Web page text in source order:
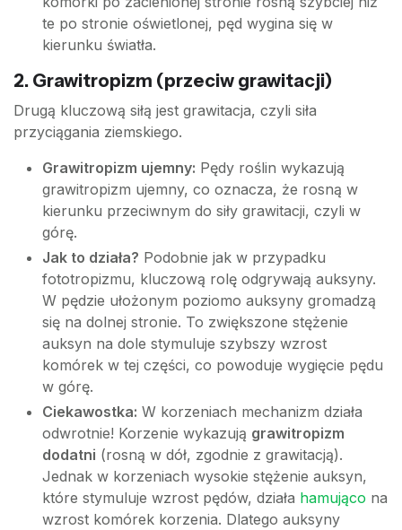
te po stronie oświetlonej, pęd wygina się w
kierunku światła.
2. Grawitropizm (przeciw grawitacji)
Drugą kluczową siłą jest grawitacja, czyli siła
przyciągania ziemskiego.
Grawitropizm ujemny: Pędy roślin wykazują
grawitropizm ujemny, co oznacza, że rosną w
kierunku przeciwnym do siły grawitacji, czyli w
górę.
Jak to działa? Podobnie jak w przypadku
fototropizmu, kluczową rolę odgrywają auksyny.
W pędzie ułożonym poziomo auksyny gromadzą
się na dolnej stronie. To zwiększone stężenie
auksyn na dole stymuluje szybszy wzrost
komórek w tej części, co powoduje wygięcie pędu
w górę.
Ciekawostka: W korzeniach mechanizm działa
odwrotnie! Korzenie wykazują grawitropizm
dodatni (rosną w dół, zgodnie z grawitacją).
Jednak w korzeniach wysokie stężenie auksyn,
które stymuluje wzrost pędów, działa hamująco na
wzrost komórek korzenia. Dlatego auksyny